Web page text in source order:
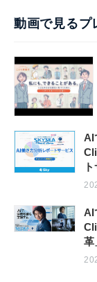
動画で見るプ
AI
AI
革